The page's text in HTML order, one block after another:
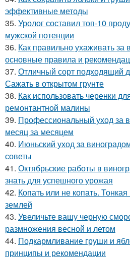
эффективные методы
35. Уролог составил топ-10
мужской потенции
36. Как правильно ухаживать за
основные правила и
37. Отличный сорт подходящий
Сажать в открытом грунте
38. Как использовать черенки
ремонтантной малины
39. Профессиональный уход за
месяц за месяцем
40. Июньский уход за
советы
41. Октябрьские работы в
знать для успешного урожая
42. Копать или не копать.
землей
43. Увеличьте вашу черную
размножения весной и летом
44. Подкармливание груши и
принципы и рекомендации